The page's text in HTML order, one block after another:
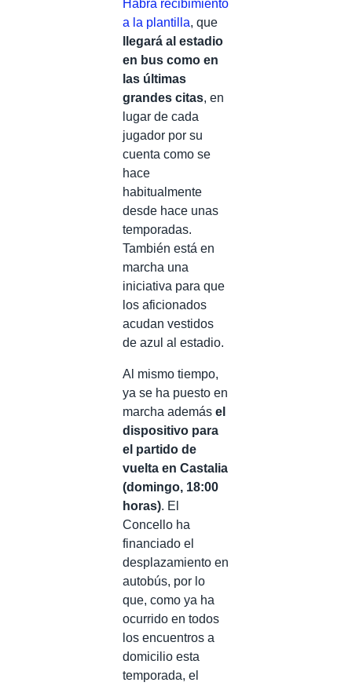
Habrá recibimiento
a la plantilla, que
llegará al estadio
en bus como en
las últimas
grandes citas, en
lugar de cada
jugador por su
cuenta como se
hace
habitualmente
desde hace unas
temporadas.
También está en
marcha una
iniciativa para que
los aficionados
acudan vestidos
de azul al estadio.
Al mismo tiempo,
ya se ha puesto en
marcha además el
dispositivo para
el partido de
vuelta en Castalia
(domingo, 18:00
horas). El
Concello ha
financiado el
desplazamiento en
autobús, por lo
que, como ya ha
ocurrido en todos
los encuentros a
domicilio esta
temporada, el